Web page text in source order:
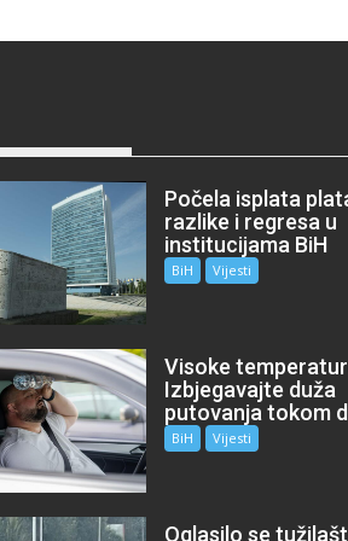
Počela isplata
razlike i regresa u
institucijama BiH
BiH Vijesti
Visoke
Izbjegavajte duža
putovanja tokom
BiH Vijesti
Oglasilo se